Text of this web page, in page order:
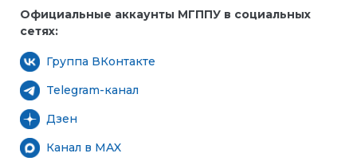
Официальные аккаунты МГППУ в социальных
сетях:
Группа ВКонтакте
Telegram-канал
Дзен
Канал в MAX